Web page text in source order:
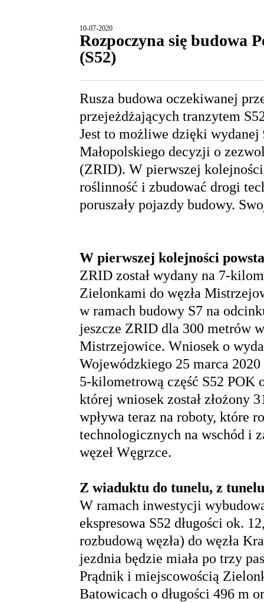
10-07-2020
Rozpoczyna się budowa
(S52)
Rusza budowa oczekiwanej
przejeżdżających tranzytem
Jest to możliwe dzięki
Małopolskiego decyzji o
(ZRID). W pierwszej
roślinność i zbudować drogi
poruszały pojazdy budowy.
W pierwszej kolejności
ZRID został wydany na 7-
Zielonkami do węzła
w ramach budowy S7 na
jeszcze ZRID dla 300 metrów
Mistrzejowice. Wniosek o
Wojewódzkiego 25 marca
5-kilometrową część S52 POK
której wniosek został złożony
wpływa teraz na roboty, które
technologicznych na wschód i
węzeł Węgrzce.
Z wiaduktu do tunelu, z
W ramach inwestycji
ekspresowa S52 długości ok.
rozbudową węzła) do węzła
jezdnia będzie miała po trzy
Prądnik i miejscowością
Batowicach o długości 496 m